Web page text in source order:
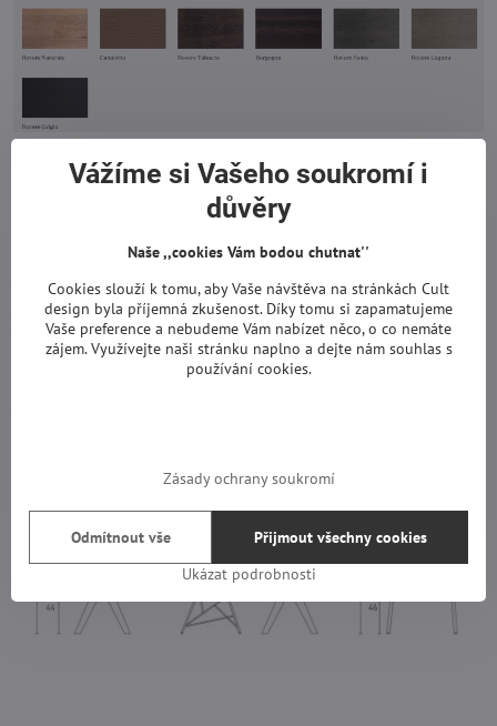
Sedák je plastový nebo kompletně čalouněný látkou/kůží.
Potah sedáku je snímatelný a lze jej chemicky čistit nebo prát doma v
pračce - dle složení materiálu. Je také možné si dokoupit na židle
nový potah.
Vážíme si Vašeho soukromí i
důvěry
Naše ,,cookies Vám bodou chutnat''
Cookies slouží k tomu, aby Vaše návštěva na stránkách Cult
design byla příjemná zkušenost. Díky tomu si zapamatujeme
Vaše preference a nebudeme Vám nabízet něco, o co nemáte
zájem. Využívejte naši stránku naplno a dejte nám souhlas s
používání cookies.
Zásady ochrany soukromí
Ukázat podrobnosti
Přijmout všechny cookies
Odmítnout vše